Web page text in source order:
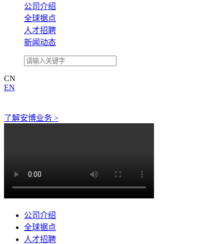
公司介绍
全球据点
人才招聘
新闻动态
CN
EN
了解安博业务 >
公司介绍
全球据点
人才招聘